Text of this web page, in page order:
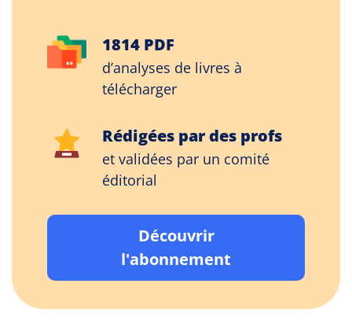
1814 PDF
d’analyses de livres à
télécharger
Rédigées par des profs
et validées par un comité
éditorial
Découvrir
l'abonnement